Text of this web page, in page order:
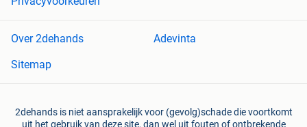
Over 2dehands
Adevinta
Sitemap
2dehands is niet aansprakelijk voor (gevolg)schade die voortkomt
uit het gebruik van deze site, dan wel uit fouten of ontbrekende